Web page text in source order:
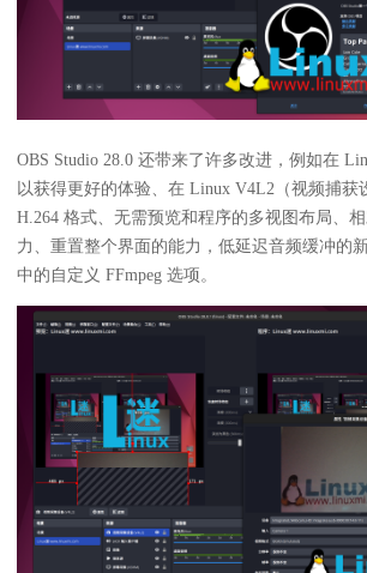
OBS Studio 28.0 还带来了许多改进，例如在
以获得更好的体验、在 Linux V4L2（视频捕获
H.264 格式、无需预览和程序的多视图布局、
力、重置整个界面的能力，低延迟音频缓冲的
中的自定义 FFmpeg 选项。